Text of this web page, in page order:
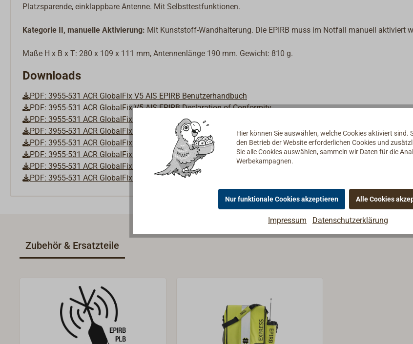
Platzsparende, einklappbare Antenne. Mit Selbsttestfunktionen.
Kategorie II, manuelle Aktivierung: Mit Kunststoff-Wandhalterung. Die EPIRB muss im Notfall manuell aktiviert
Maße H x B x T: 280 x 109 x 111 mm, Antennenlänge 190 mm. Gewicht: 810 g.
Downloads
PDF: 3955-531 ACR GlobalFix V5 AIS EPIRB Benutzerhandbuch
PDF: 3955-531 ACR GlobalFix V5 AIS EPIRB Declaration of Conformity
PDF: 3955-531 ACR GlobalFix V5 AIS EPIRB Handleiding
PDF: 3955-531 ACR GlobalFix V5 AIS EPIRB MED B Certificate
PDF: 3955-531 ACR GlobalFix V5 AIS EPIRB Notice Utilisateur
PDF: 3955-531 ACR GlobalFix V5 AIS EPIRB Product Brochure
PDF: 3955-531 ACR GlobalFix V5 AIS EPIRB Product Safety Data Sheet Battery
PDF: 3955-531 ACR GlobalFix V5 AIS EPIRB User Manual
Zubehör & Ersatzteile
Hier können Sie auswählen, welche Cookies aktiviert sind.
den Betrieb der Website erforderlichen Cookies und
Sie alle Cookies auswählen, sammeln wir Daten für die
Werbekampagnen.
Nur funktionale Cookies akzeptieren Alle Cookies
Impressum Datenschutzerklärung